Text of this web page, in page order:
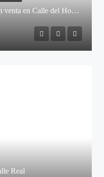
Casa o chalet independiente en venta en Calle del Hontanar
Real